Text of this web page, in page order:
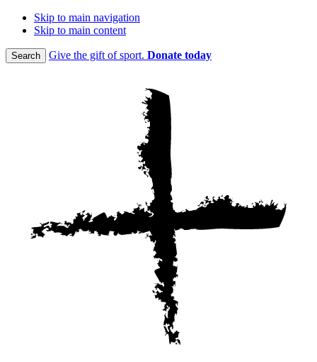
Skip to main navigation
Skip to main content
Search Give the gift of sport. Donate today